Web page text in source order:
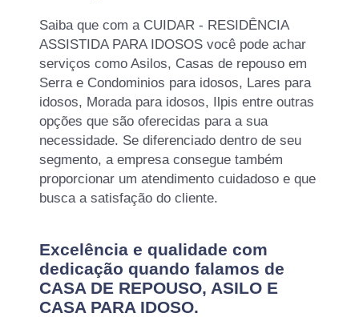
Saiba que com a CUIDAR - RESIDÊNCIA
ASSISTIDA PARA IDOSOS você pode achar
serviços como Asilos, Casas de repouso em
Serra e Condominios para idosos, Lares para
idosos, Morada para idosos, Ilpis entre outras
opções que são oferecidas para a sua
necessidade. Se diferenciado dentro de seu
segmento, a empresa consegue também
proporcionar um atendimento cuidadoso e que
busca a satisfação do cliente.
Excelência e qualidade com
dedicação quando falamos de
CASA DE REPOUSO, ASILO E
CASA PARA IDOSO.